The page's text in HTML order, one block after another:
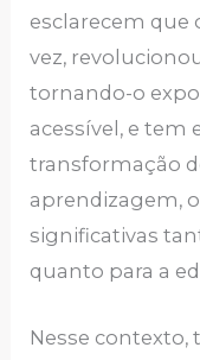
esclarecem que
vez,
tornando-o
acessível, e tem
transformação
aprendizagem,
significativas
quanto para a
Nesse contexto,